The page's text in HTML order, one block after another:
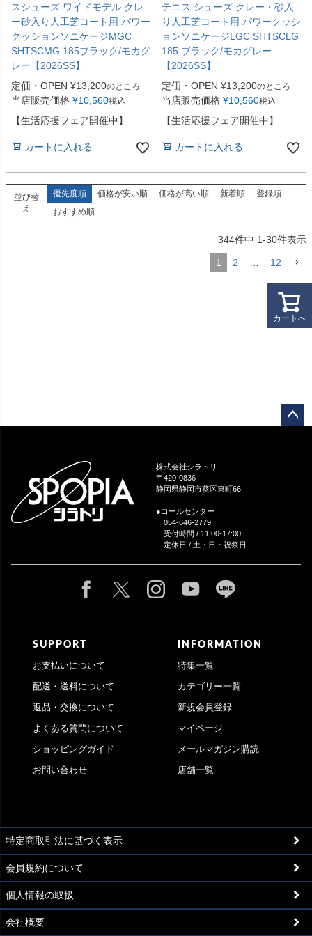
スシューズ ワイドモデル クレ
ー砂入り人工芝コート用 パワー
クッションソニケージMGC
SHTSCMG 185ブラック/モカグ
レー【2026SS】
定価・OPEN ¥13,200のところ
当店販売価格 ¥10,560税込
【生活応援フェア開催中】
カートに入れる
テニス シューズ クレー・砂入
り人工芝コート用 パワークッシ
ョンソニケージLGC SHTSCLG
185 ブラック/モカグレー
【2026SS】
定価・OPEN ¥13,200のところ
当店販売価格 ¥10,560税込
【生活応援フェア開催中】
カートに入れる
並び替
え
優先度順 価格が安い順 価格が高い順 新着順
登録順
おすすめ順
344件中 1-30件表示
1 2 12
カートへ
株式会社シラトリ
〒420-0836
静岡県静岡市葵区東町66
●コールセンター
054-646-2779
受付時間 / 11:00-17:00
定休日 / 土・日・祝祭日
SUPPORT
お支払いについて
配送・送料について
返品・交換について
よくある質問について
ショッピングガイド
お問い合わせ
INFORMATION
特集一覧
カテゴリー一覧
新規会員登録
マイページ
メールマガジン購読
店舗一覧
特定商取引法に基づく表示
会員規約について
個人情報の取扱
会社概要